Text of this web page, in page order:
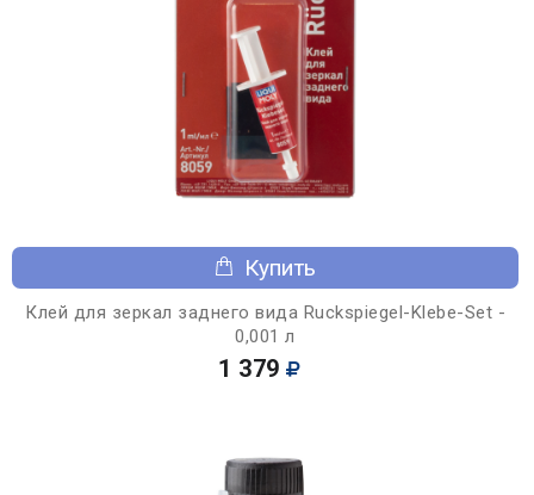
Купить
Клей для зеркал заднего вида Ruckspiegel-Klebe-Set -
0,001 л
1 379